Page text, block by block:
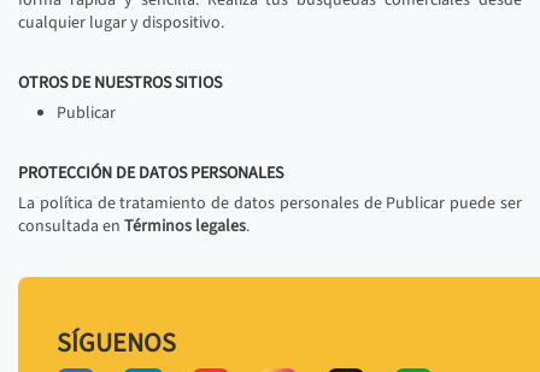
cualquier lugar y dispositivo.
OTROS DE NUESTROS SITIOS
Publicar
PROTECCIÓN DE DATOS PERSONALES
La política de tratamiento de datos personales de Publicar puede ser
consultada en Términos legales.
SÍGUENOS